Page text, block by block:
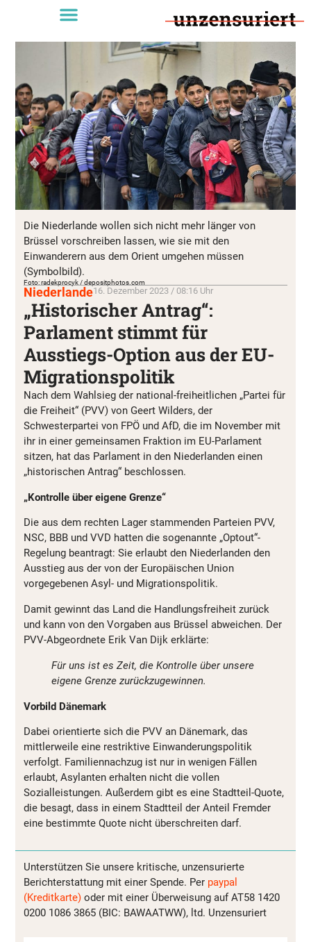
Die Niederlande wollen sich nicht mehr länger von
Brüssel vorschreiben lassen, wie sie mit den
Einwanderern aus dem Orient umgehen müssen
(Symbolbild).
Foto: radekprocyk / depositphotos.com
Niederlande16. Dezember 2023 / 08:16 Uhr
„Historischer Antrag“:
Parlament stimmt für
Ausstiegs-Option aus der EU-
Migrationspolitik
Nach dem Wahlsieg der national-freiheitlichen „Partei für
die Freiheit“ (PVV) von Geert Wilders, der
Schwesterpartei von FPÖ und AfD, die im November mit
ihr in einer gemeinsamen Fraktion im EU-Parlament
sitzen, hat das Parlament in den Niederlanden einen
„historischen Antrag“ beschlossen.
„Kontrolle über eigene Grenze“
Die aus dem rechten Lager stammenden Parteien PVV,
NSC, BBB und VVD hatten die sogenannte „Optout“-
Regelung beantragt: Sie erlaubt den Niederlanden den
Ausstieg aus der von der Europäischen Union
vorgegebenen Asyl- und Migrationspolitik.
Damit gewinnt das Land die Handlungsfreiheit zurück
und kann von den Vorgaben aus Brüssel abweichen. Der
PVV-Abgeordnete Erik Van Dijk erklärte:
Für uns ist es Zeit, die Kontrolle über unsere
eigene Grenze zurückzugewinnen.
Vorbild Dänemark
Dabei orientierte sich die PVV an Dänemark, das
mittlerweile eine restriktive Einwanderungspolitik
verfolgt. Familiennachzug ist nur in wenigen Fällen
erlaubt, Asylanten erhalten nicht die vollen
Sozialleistungen. Außerdem gibt es eine Stadtteil-Quote,
die besagt, dass in einem Stadtteil der Anteil Fremder
eine bestimmte Quote nicht überschreiten darf.
Unterstützen Sie unsere kritische, unzensurierte
Berichterstattung mit einer Spende. Per paypal
(Kreditkarte) oder mit einer Überweisung auf AT58 1420
0200 1086 3865 (BIC: BAWAATWW), ltd. Unzensuriert